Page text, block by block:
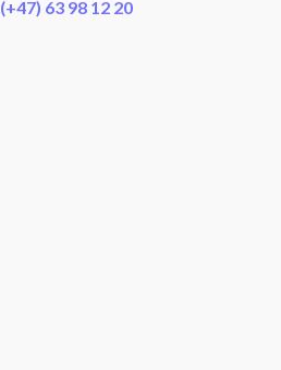
(+47) 63 98 12 20